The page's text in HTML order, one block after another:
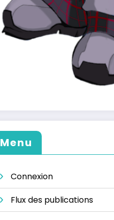
Menu
Connexion
Flux des publications